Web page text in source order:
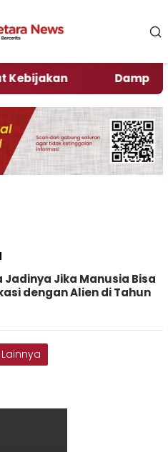
Dampak El
Jadinya Jika Manusia Bisa
dengan Alien di Tahun